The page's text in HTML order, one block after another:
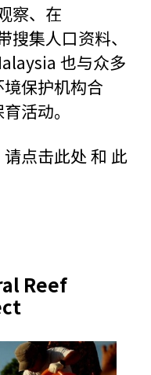
察、在
集人口资料、
也与众多
保护机构合
活动。
请点击此处 和 此
Reef